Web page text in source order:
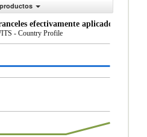
- Country Profile